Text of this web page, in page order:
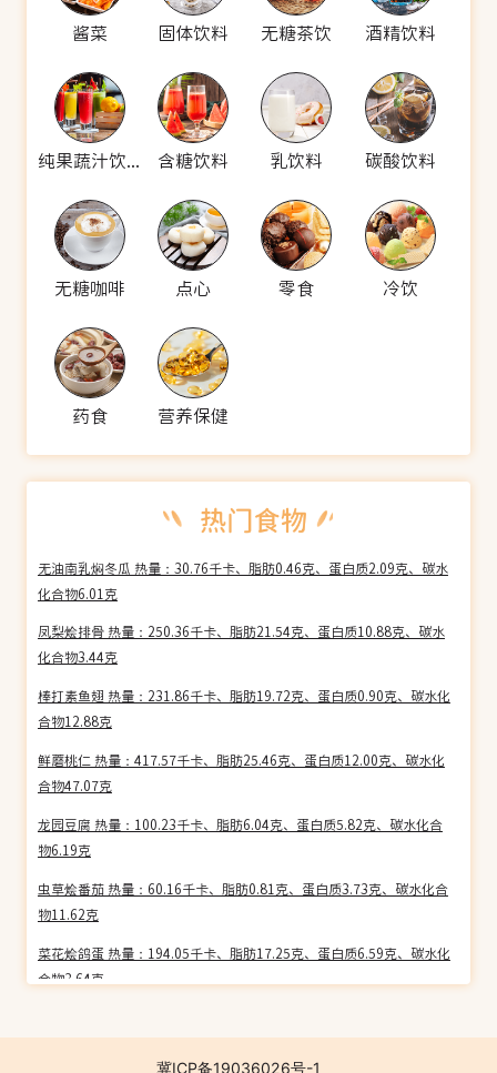
酱菜 固体饮料 无糖茶饮 酒精饮料
纯果蔬汁饮料 含糖饮料 乳饮料 碳酸饮料
无糖咖啡 点心 零食 冷饮
药食 营养保健
无油南乳焖冬瓜 热量：30.76千卡、脂肪0.46克、蛋白质2.09克、碳水
化合物6.01克
凤梨烩排骨 热量：250.36千卡、脂肪21.54克、蛋白质10.88克、碳水
化合物3.44克
棒打素鱼翅 热量：231.86千卡、脂肪19.72克、蛋白质0.90克、碳水化
合物12.88克
鲜蘑桃仁 热量：417.57千卡、脂肪25.46克、蛋白质12.00克、碳水化
合物47.07克
龙园豆腐 热量：100.23千卡、脂肪6.04克、蛋白质5.82克、碳水化合
物6.19克
虫草烩番茄 热量：60.16千卡、脂肪0.81克、蛋白质3.73克、碳水化合
物11.62克
菜花烩鸽蛋 热量：194.05千卡、脂肪17.25克、蛋白质6.59克、碳水化
合物3.64克
8.87克
冀ICP备19036026号-1